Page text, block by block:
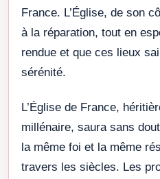
France. L’Église, de son
à la réparation, tout en
rendue et que ces lieux
sérénité.
L’Église de France,
millénaire, saura sans
la même foi et la même
travers les siècles. Les